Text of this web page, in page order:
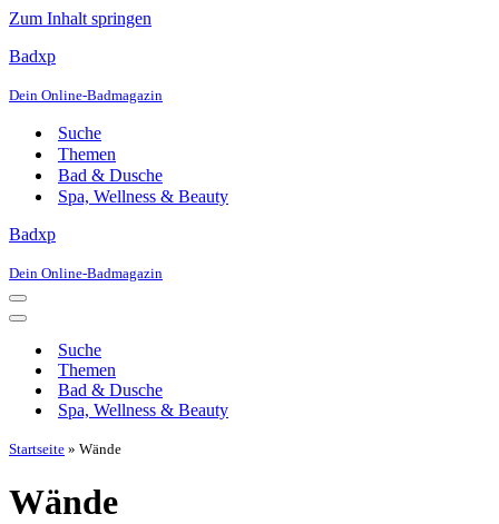
Zum Inhalt springen
Badxp
Dein Online-Badmagazin
Suche
Themen
Bad & Dusche
Spa, Wellness & Beauty
Badxp
Dein Online-Badmagazin
Navigationsmenü
Navigationsmenü
Suche
Themen
Bad & Dusche
Spa, Wellness & Beauty
Startseite » Wände
Wände